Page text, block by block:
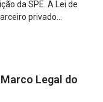
da SPE. A Lei de
privado
à licitação” é
Legal do